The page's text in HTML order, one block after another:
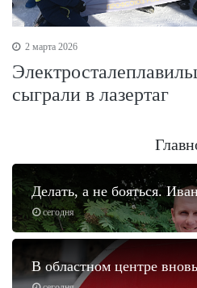
2 марта 2026
сыграли в лазертаг
сегодня
Делать, а не бояться.
В областном центре